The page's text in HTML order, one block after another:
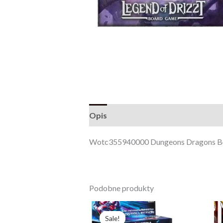
Opis
Wotc355940000 Dungeons Dragons
Podobne produkty
Sale!
Sale!
Pierwotna
cena
cena